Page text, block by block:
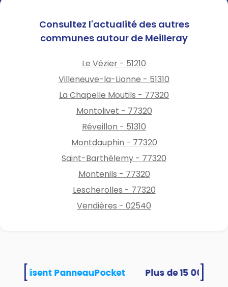
Consultez l'actualité des autres
communes autour de Meilleray
Le Vézier - 51210
Villeneuve-la-Lionne - 51310
La Chapelle Moutils - 77320
Montolivet - 77320
Réveillon - 51310
Montdauphin - 77320
Saint-Barthélemy - 77320
Montenils - 77320
Lescherolles - 77320
Vendières - 02540
utilisent PanneauPocket